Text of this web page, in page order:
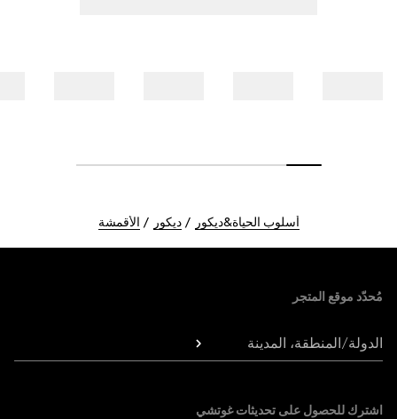
أسلوب الحياة&ديكور ديكور الأقمشة
مُحدّد موقع المتجر
الدولة/المنطقة، المدينة
اشترك للحصول على تحديثات غوتشي